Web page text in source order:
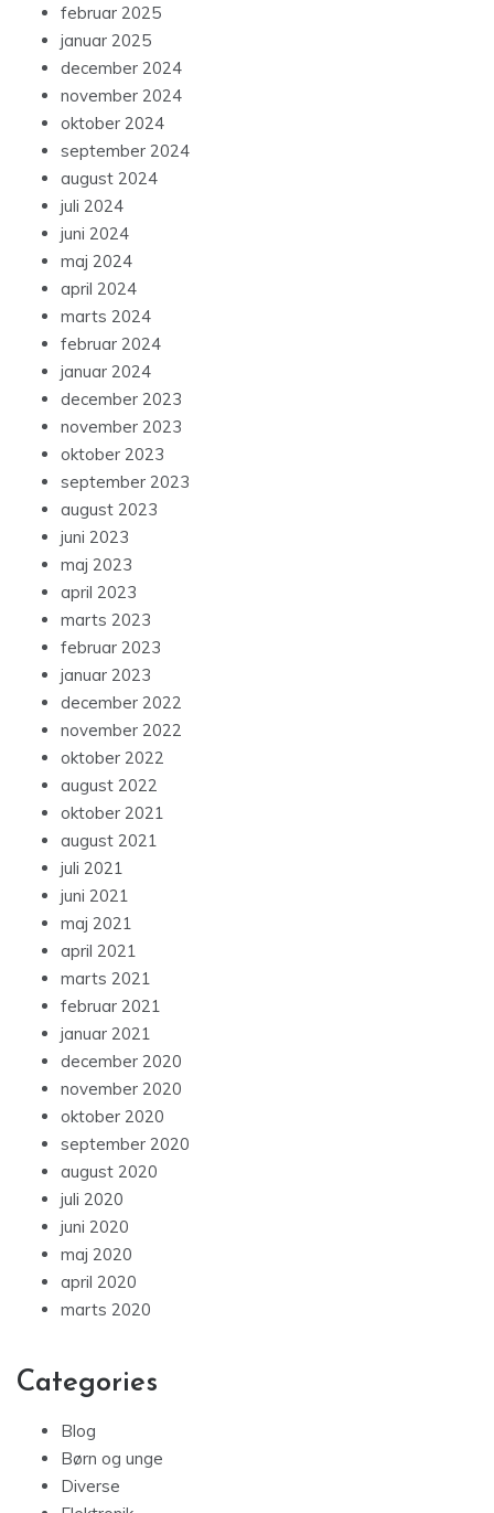
februar 2025
januar 2025
december 2024
november 2024
oktober 2024
september 2024
august 2024
juli 2024
juni 2024
maj 2024
april 2024
marts 2024
februar 2024
januar 2024
december 2023
november 2023
oktober 2023
september 2023
august 2023
juni 2023
maj 2023
april 2023
marts 2023
februar 2023
januar 2023
december 2022
november 2022
oktober 2022
august 2022
oktober 2021
august 2021
juli 2021
juni 2021
maj 2021
april 2021
marts 2021
februar 2021
januar 2021
december 2020
november 2020
oktober 2020
september 2020
august 2020
juli 2020
juni 2020
maj 2020
april 2020
marts 2020
Categories
Blog
Børn og unge
Diverse